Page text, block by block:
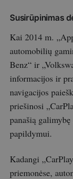
Susirūpinimas
Kai 2014 m.
automobilių
Benz“ ir
informacijos ir
navigacijos
priešinosi
panašią
papildymui.
Kadangi
priemonėse,